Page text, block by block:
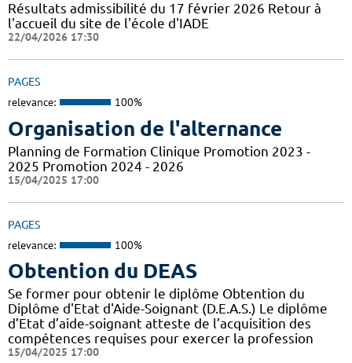
Résultats admissibilité du 17 février 2026 Retour à
l'accueil du site de l'école d'IADE
22/04/2026 17:30
PAGES
relevance: 100%
Organisation de l'alternance
Planning de Formation Clinique Promotion 2023 -
2025 Promotion 2024 - 2026
15/04/2025 17:00
PAGES
relevance: 100%
Obtention du DEAS
Se former pour obtenir le diplôme Obtention du
Diplôme d'Etat d'Aide-Soignant (D.E.A.S.) Le diplôme
d’Etat d’aide-soignant atteste de l’acquisition des
compétences requises pour exercer la profession
15/04/2025 17:00